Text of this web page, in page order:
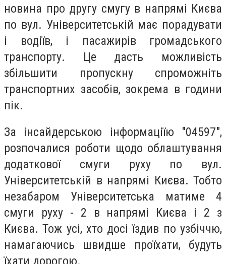
новина про другу смугу в напрямі Києва
по вул. Університетській має порадувати
і водіїв, і пасажирів громадського
транспорту. Це дасть можливість
збільшити пропускну спроможніть
транспортних засобів, зокрема в години
пік.
За інсайдерською інформаціїю "04597",
розпочалися роботи щодо облаштування
додаткової смуги руху по вул.
Університетській в напрямі Києва. Тобто
незабаром Університетська матиме 4
смуги руху - 2 в напрямі Києва і 2 з
Києва. Тож усі, хто досі їздив по узбіччю,
намагаючись швидше проїхати, будуть
їхати дорогою.